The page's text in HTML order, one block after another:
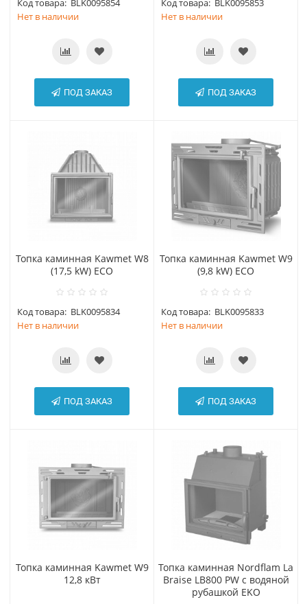
Код товара: BLK0095854
Нет в наличии
ПОД ЗАКАЗ
Код товара: BLK0095853
Нет в наличии
ПОД ЗАКАЗ
Топка каминная Kawmet W8
(17,5 kW) ECO
Код товара: BLK0095834
Нет в наличии
ПОД ЗАКАЗ
Топка каминная Kawmet W9
(9,8 kW) ECO
Код товара: BLK0095833
Нет в наличии
ПОД ЗАКАЗ
Топка каминная Kawmet W9
12,8 кВт
Топка каминная Nordflam La
Braise LB800 PW с водяной
рубашкой EKO